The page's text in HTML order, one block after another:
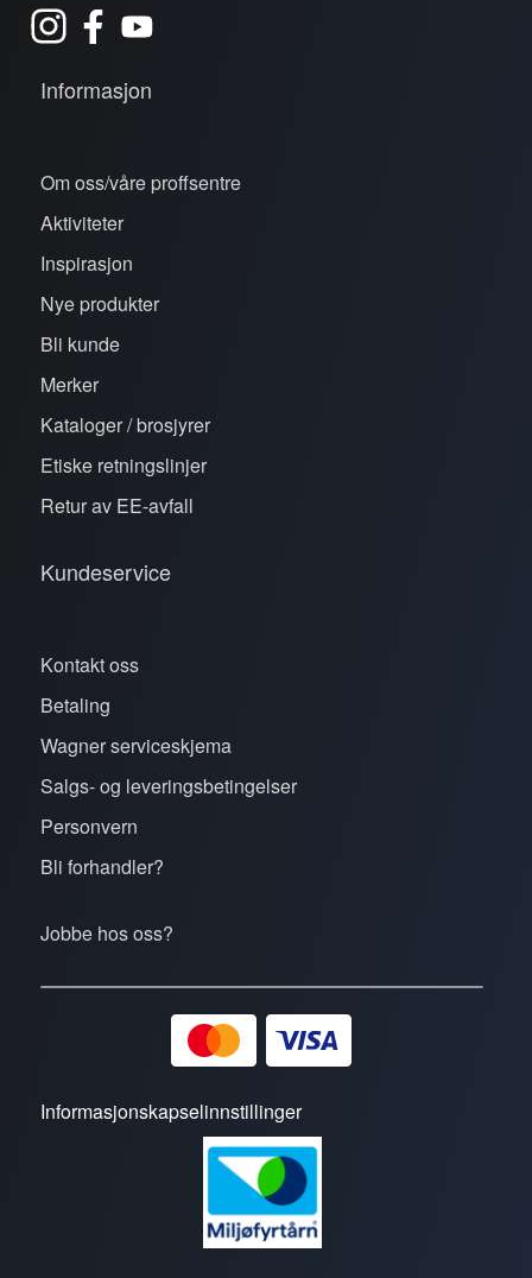
Informasjon
Om oss/våre proffsentre
Aktiviteter
Inspirasjon
Nye produkter
Bli kunde
Merker
Kataloger / brosjyrer
Etiske retningslinjer
Retur av EE-avfall
Kundeservice
Kontakt oss
Betaling
Wagner serviceskjema
Salgs- og leveringsbetingelser
Personvern
Bli forhandler?
Jobbe hos oss?
Informasjonskapselinnstillinger